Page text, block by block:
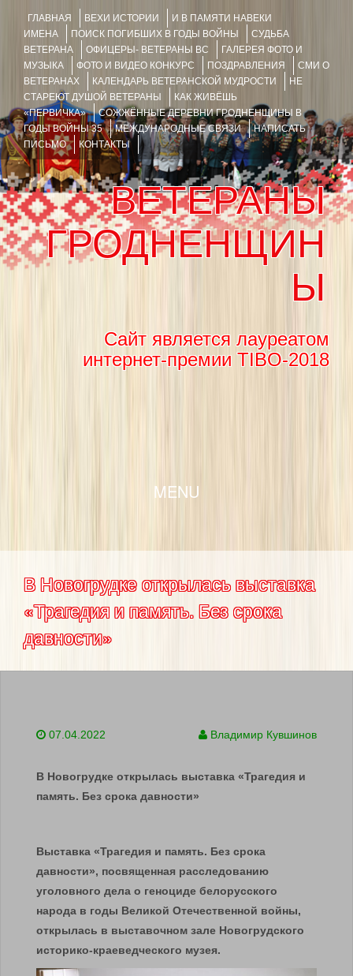
ГЛАВНАЯ ВЕХИ ИСТОРИИ
И В ПАМЯТИ НАВЕКИ
ИМЕНА
ПОИСК ПОГИБШИХ В ГОДЫ ВОЙНЫ
СУДЬБА
ВЕТЕРАНА
ОФИЦЕРЫ- ВЕТЕРАНЫ ВС
ГАЛЕРЕЯ ФОТО И
МУЗЫКА
ФОТО И ВИДЕО КОНКУРС ПОЗДРАВЛЕНИЯ
СМИ О
ВЕТЕРАНАХ
КАЛЕНДАРЬ ВЕТЕРАНСКОЙ МУДРОСТИ
НЕ
СТАРЕЮТ ДУШОЙ ВЕТЕРАНЫ
КАК ЖИВЁШЬ
«ПЕРВИЧКА»
СОЖЖЁННЫЕ ДЕРЕВНИ ГРОДНЕНЩИНЫ В
ГОДЫ ВОЙНЫ 35
МЕЖДУНАРОДНЫЕ СВЯЗИ
НАПИСАТЬ
ПИСЬМО
КОНТАКТЫ
ВЕТЕРАНЫ
ГРОДНЕНЩИН
Ы
Сайт является лауреатом
интернет-премии TIBO-2018
MENU
В Новогрудке открылась выставка
«Трагедия и память. Без срока
давности»
07.04.2022 Владимир Кувшинов
В Новогрудке открылась выставка «Трагедия и
память. Без срока давности»
Выставка «Трагедия и память. Без срока
давности», посвященная расследованию
уголовного дела о геноциде белорусского
народа в годы Великой Отечественной войны,
открылась в выставочном зале Новогрудского
историко-краеведческого музея.